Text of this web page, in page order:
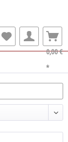
0,00 €
*